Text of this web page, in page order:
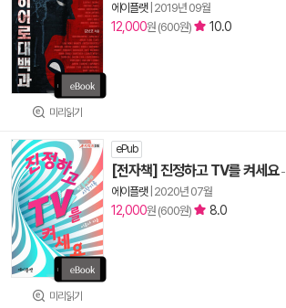
미리읽기
에이플랫| 2019년 09월
12,000원 (600원) 10.0
미리읽기
ePub
[전자책] 진정하고 TV를 켜세요-
에이플랫| 2020년 07월
12,000원 (600원) 8.0